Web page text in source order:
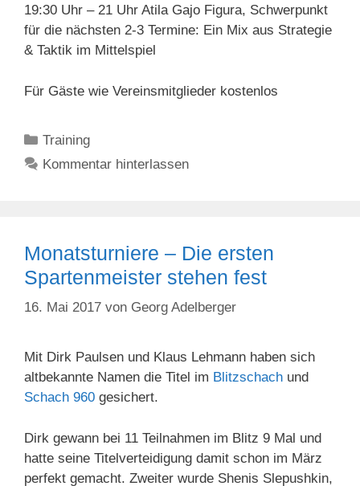
19:30 Uhr – 21 Uhr Atila Gajo Figura, Schwerpunkt
für die nächsten 2-3 Termine: Ein Mix aus Strategie
& Taktik im Mittelspiel
Für Gäste wie Vereinsmitglieder kostenlos
Kategorien
Training
Kommentar hinterlassen
Monatsturniere – Die ersten
Spartenmeister stehen fest
16. Mai 2017 von Georg Adelberger
Mit Dirk Paulsen und Klaus Lehmann haben sich
altbekannte Namen die Titel im Blitzschach und
Schach 960 gesichert.
Dirk gewann bei 11 Teilnahmen im Blitz 9 Mal und
hatte seine Titelverteidigung damit schon im März
perfekt gemacht. Zweiter wurde Shenis Slepushkin,